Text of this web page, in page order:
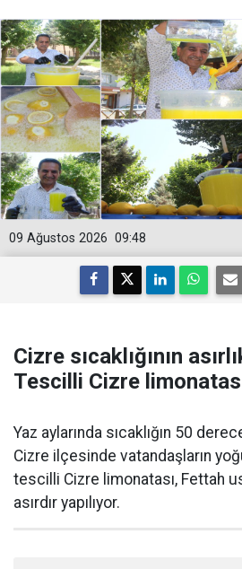
09:48
09 Ağustos 2026
Cizre sıcaklığının
Tescilli Cizre
Yaz aylarında sıcaklığın 50
Cizre ilçesinde vatandaşların
tescilli Cizre limonatası, Fettah
asırdır yapılıyor.